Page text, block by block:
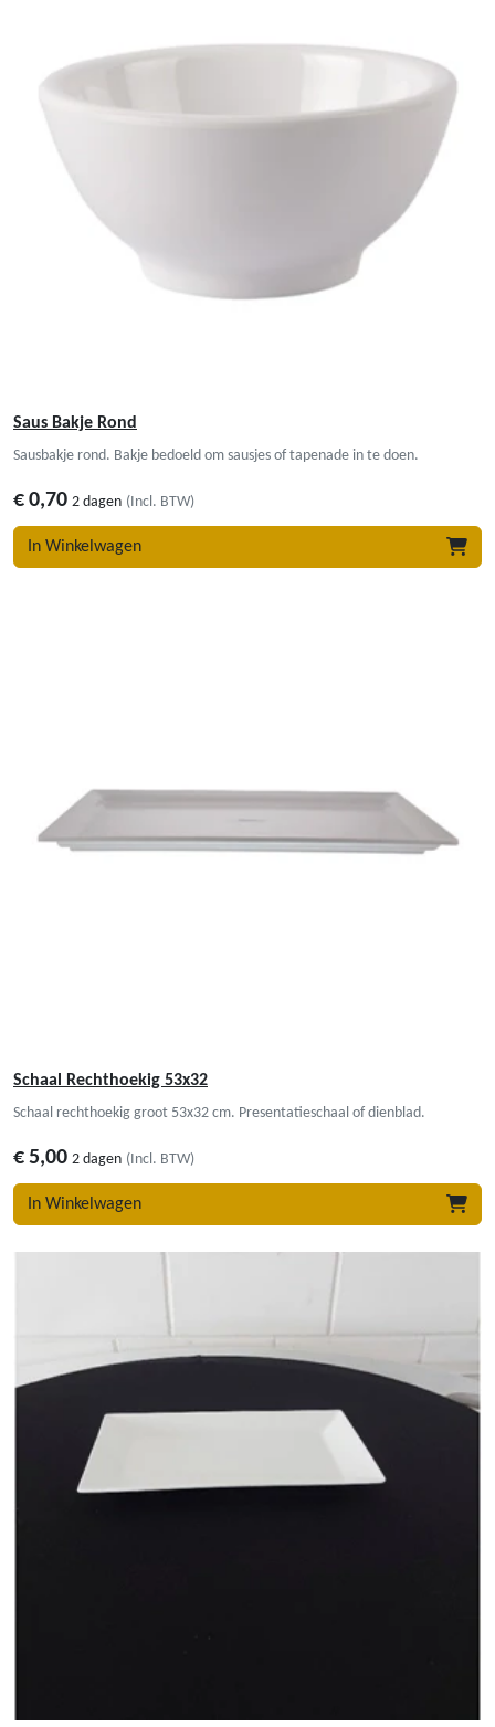
Saus Bakje Rond
Sausbakje rond. Bakje bedoeld om sausjes of tapenade in te doen.
€ 0,70 2 dagen (Incl. BTW)
In Winkelwagen
Schaal Rechthoekig 53x32
Schaal rechthoekig groot 53x32 cm. Presentatieschaal of dienblad.
€ 5,00 2 dagen (Incl. BTW)
In Winkelwagen